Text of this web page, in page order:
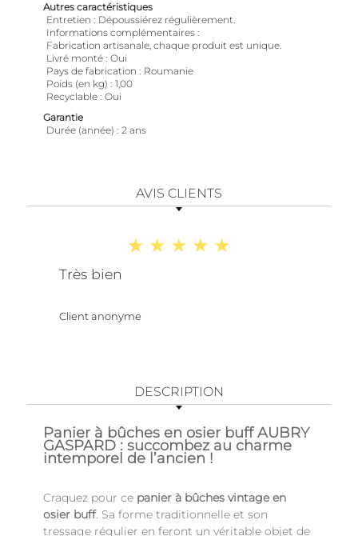
Autres caractéristiques
Entretien
Dépoussiérez régulièrement.
Informations complémentaires
Fabrication artisanale, chaque produit est unique.
Livré monté Oui
Pays de fabrication
Roumanie
Poids (en kg)
1,00
Recyclable Oui
Garantie
Durée (année)
2 ans
AVIS CLIENTS
Très bien
Client anonyme
DESCRIPTION
Panier à bûches en osier buff AUBRY
GASPARD : succombez au charme
intemporel de l’ancien !
Craquez pour ce panier à bûches vintage en
osier buff. Sa forme traditionnelle et son
tressage régulier en feront un véritable objet de